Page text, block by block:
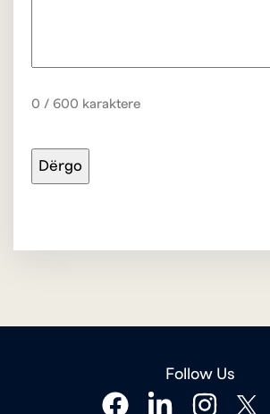
0 / 600 karaktere
Follow Us
facebooklinkedininstagramtwitter